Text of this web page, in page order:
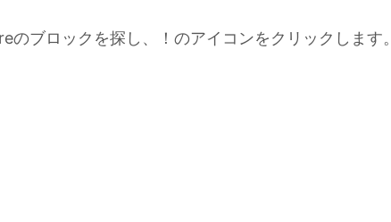
のブロックを探し、！のアイコンをクリックします。